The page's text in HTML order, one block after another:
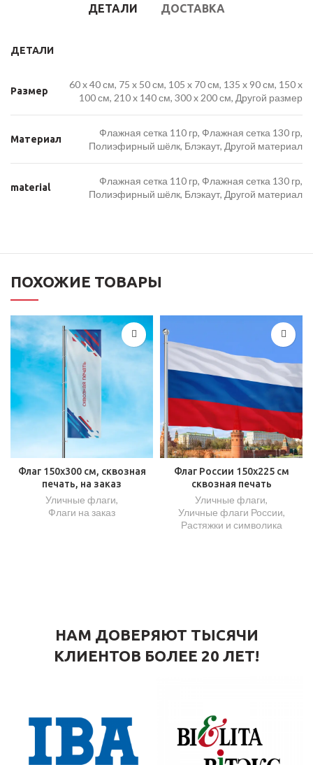
ДЕТАЛИ ДОСТАВКА
ДЕТАЛИ
Размер
60 x 40 см, 75 x 50 см, 105 x 70 см, 135 x 90 см, 150 x
100 см, 210 x 140 см, 300 x 200 см, Другой размер
Материал
Флажная сетка 110 гр, Флажная сетка 130 гр,
Полиэфирный шёлк, Блэкаут, Другой материал
material
Флажная сетка 110 гр, Флажная сетка 130 гр,
Полиэфирный шёлк, Блэкаут, Другой материал
ПОХОЖИЕ ТОВАРЫ
Флаг 150х300 см, сквозная
печать, на заказ
Уличные флаги,
Флаги на заказ
Флаг России 150х225 см
сквозная печать
Уличные флаги,
Уличные флаги России,
Растяжки и символика
НАМ ДОВЕРЯЮТ ТЫСЯЧИ
КЛИЕНТОВ БОЛЕЕ 20 ЛЕТ!